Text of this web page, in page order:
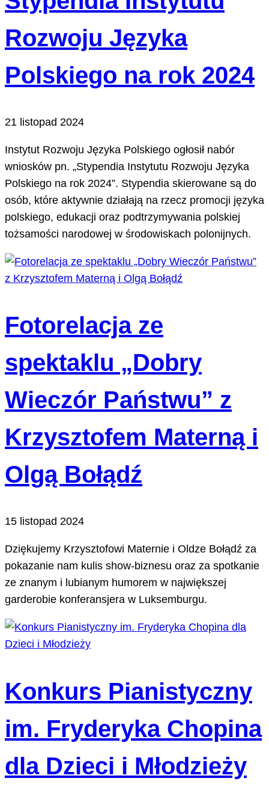
Rozwoju Języka
Polskiego na rok 2024
21 listopad 2024
Instytut Rozwoju Języka Polskiego ogłosił nabór
wniosków pn. „Stypendia Instytutu Rozwoju Języka
Polskiego na rok 2024”. Stypendia skierowane są do
osób, które aktywnie działają na rzecz promocji języka
polskiego, edukacji oraz podtrzymywania polskiej
tożsamości narodowej w środowiskach polonijnych.
Fotorelacja ze
spektaklu „Dobry
Wieczór Państwu” z
Krzysztofem Materną i
Olgą Bołądź
15 listopad 2024
Dziękujemy Krzysztofowi Maternie i Oldze Bołądź za
pokazanie nam kulis show-biznesu oraz za spotkanie
ze znanym i lubianym humorem w największej
garderobie konferansjera w Luksemburgu.
Konkurs Pianistyczny
im. Fryderyka Chopina
dla Dzieci i Młodzieży